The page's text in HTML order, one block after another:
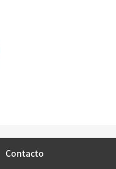
Contacto